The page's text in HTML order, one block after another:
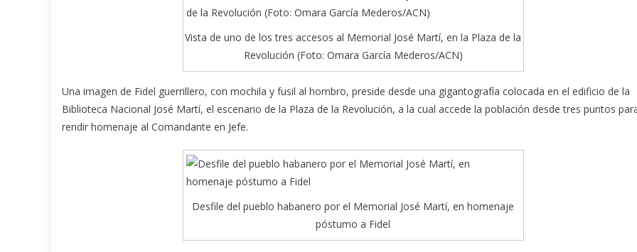
Vista de uno de los tres accesos al Memorial José Martí, en la Plaza de la
Revolución (Foto: Omara García Mederos/ACN)
Una imagen de Fidel guerrillero, con mochila y fusil al hombro, preside desde una gigantografía colocada en el edificio de la
Biblioteca Nacional José Martí, el escenario de la Plaza de la Revolución, a la cual accede la población desde tres puntos
rendir homenaje al Comandante en Jefe.
Desfile del pueblo habanero por el Memorial José Martí, en homenaje
póstumo a Fidel